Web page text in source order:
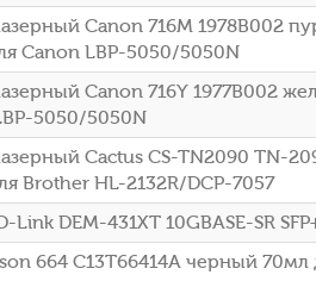
Canon 716M 1978B002
Canon LBP-5050/5050N
Canon 716Y 1977B002
5050/5050N
Cactus CS-TN2090 TN-
Brother HL-2132R/DCP-7057
Link DEM-431XT 10GBASE-SR
664 C13T66414A черный 70мл